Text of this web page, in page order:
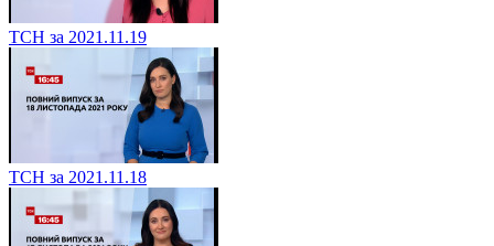
ТСН за 2021.11.19
ТСН за 2021.11.18